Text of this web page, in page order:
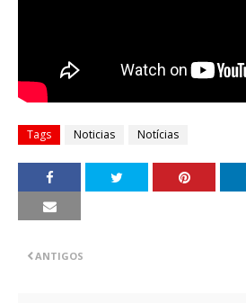
Tags Noticias Notícias
ANTIGOS